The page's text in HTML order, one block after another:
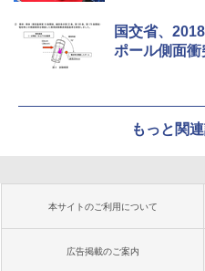
国交省、
ポール側面衝
もっと関
本サイトのご利用について
広告掲載のご案内